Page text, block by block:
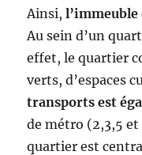
Ainsi,
Au sein d’un
effet, le quartier
verts, d’espaces
transports est
de métro (2,3,5
quartier est